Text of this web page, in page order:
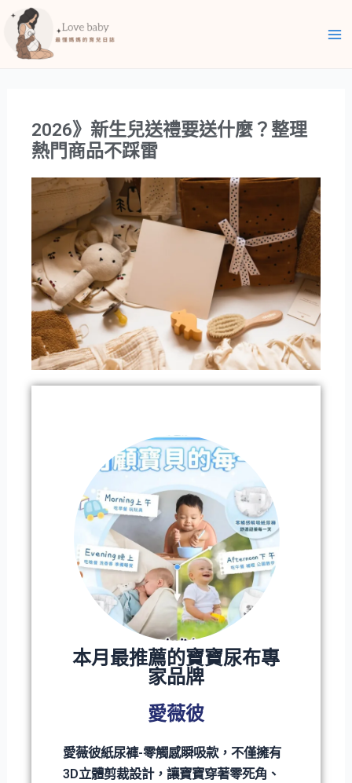
2026》新生兒送禮要送什麼？整理
熱門商品不踩雷
本月最推薦的寶寶尿布專
家品牌
愛薇彼
愛薇彼紙尿褲-零觸感瞬吸款，不僅擁有
3D立體剪裁設計，讓寶寶穿著零死角、